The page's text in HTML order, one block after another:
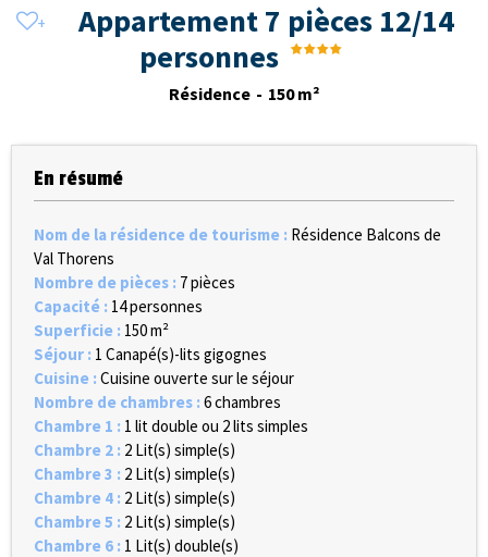
Appartement 7 pièces 12/14
personnes
Résidence 150 m²
En résumé
Nom de la résidence de tourisme : Résidence Balcons de
Val Thorens
Nombre de pièces : 7 pièces
Capacité : 14 personnes
Superficie : 150m²
Séjour : 1 Canapé(s)-lits gigognes
Cuisine :Cuisine ouverte sur le séjour
Nombre de chambres :6 chambres
Chambre 1 : 1 lit double ou 2 lits simples
Chambre 2 : 2 Lit(s) simple(s)
Chambre 3 : 2 Lit(s) simple(s)
Chambre 4 : 2 Lit(s) simple(s)
Chambre 5 : 2 Lit(s) simple(s)
Chambre 6 : 1 Lit(s) double(s)